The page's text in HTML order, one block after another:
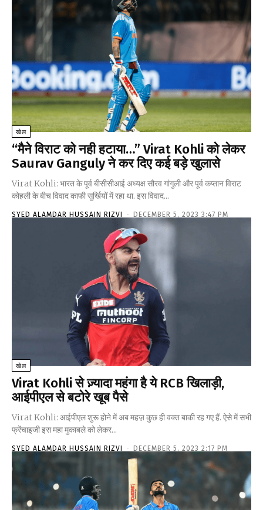
खेल
“मैने विराट को नही हटाया…” Virat Kohli को लेकर
Saurav Ganguly ने कर दिए कई बड़े खुलासे
Virat Kohli: भारत के पूर्व बीसीसीआई अध्यक्ष सौरव गांगुली और पूर्व कप्तान विराट
कोहली के बीच विवाद काफी सुर्खियों में रहा था. इस विवाद...
SYED ALAMDAR HUSSAIN RIZVI - DECEMBER 5, 2023 3:47 PM
खेल
Virat Kohli से ज़्यादा महंगा है ये RCB खिलाड़ी,
आईपीएल से बटोरे खूब पैसे
Virat Kohli: आईपीएल शुरू होने में अब महज़ कुछ ही वक्त बाकी रह गए हैं. ऐसे में सभी
फ्रेंचाइजी इस महा मुकाबले को लेकर...
SYED ALAMDAR HUSSAIN RIZVI - DECEMBER 5, 2023 2:17 PM